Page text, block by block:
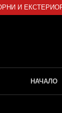
И
НАЧАЛО